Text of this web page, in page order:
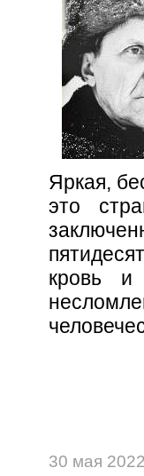
Яркая,
это
кровь и
30 мая